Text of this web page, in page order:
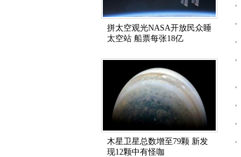
拼太空观光NASA开放民众睡
太空站 船票每张18亿
木星卫星总数增至79颗 新发
现12颗中有怪咖